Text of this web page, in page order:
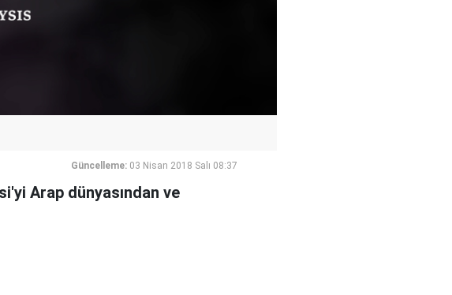
Güncelleme: 03 Nisan 2018 Salı 08:37
Arap dünyasından ve